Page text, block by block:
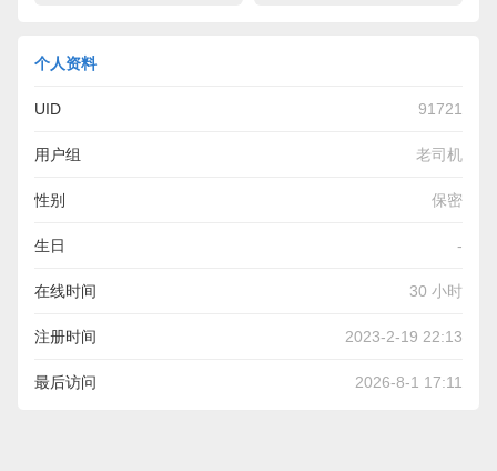
个人资料
UID 91721
用户组 老司机
性别 保密
生日 -
在线时间 30 小时
注册时间 2023-2-19 22:13
最后访问 2026-8-1 17:11